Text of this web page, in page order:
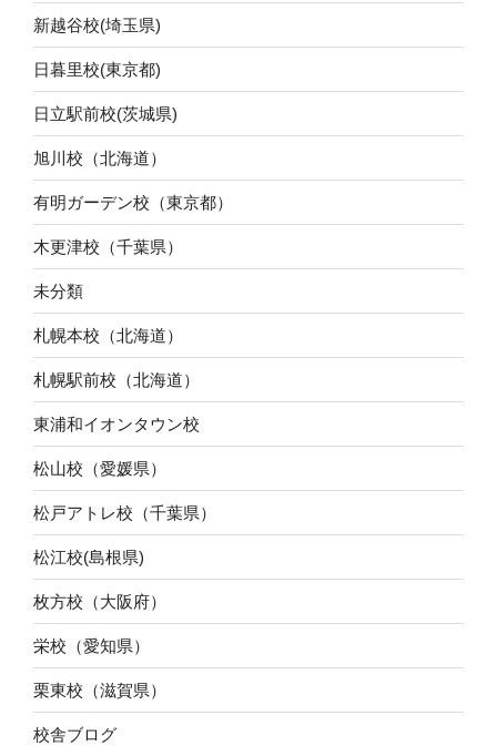
新越谷校(埼玉県)
日暮里校(東京都)
日立駅前校(茨城県)
旭川校（北海道）
有明ガーデン校（東京都）
木更津校（千葉県）
未分類
札幌本校（北海道）
札幌駅前校（北海道）
東浦和イオンタウン校
松山校（愛媛県）
松戸アトレ校（千葉県）
松江校(島根県)
枚方校（大阪府）
栄校（愛知県）
栗東校（滋賀県）
校舎ブログ